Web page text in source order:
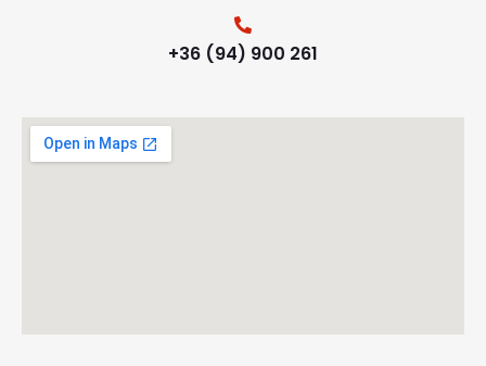
+36 (94) 900 261